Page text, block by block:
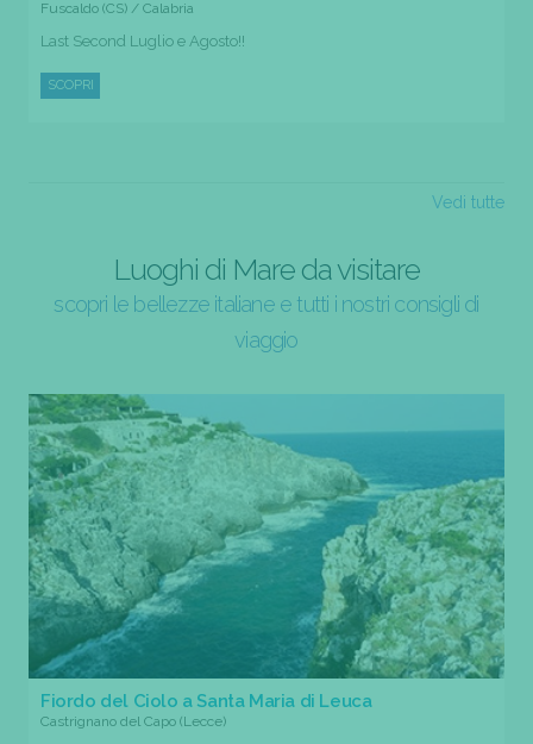
Fuscaldo (CS) / Calabria
Last Second Luglio e Agosto!!
SCOPRI
Vedi tutte
Luoghi di Mare da visitare
scopri le bellezze italiane e tutti i nostri consigli di
viaggio
Fiordo del Ciolo a Santa Maria di Leuca
Castrignano del Capo (Lecce)